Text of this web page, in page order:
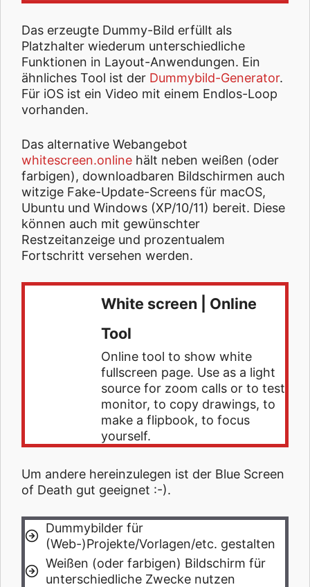
Das erzeugte Dummy-Bild erfüllt als
Platzhalter wiederum unterschiedliche
Funktionen in Layout-Anwendungen. Ein
ähnliches Tool ist der Dummybild-Generator.
Für iOS ist ein Video mit einem Endlos-Loop
vorhanden.
Das alternative Webangebot
whitescreen.online hält neben weißen (oder
farbigen), downloadbaren Bildschirmen auch
witzige Fake-Update-Screens für macOS,
Ubuntu und Windows (XP/10/11) bereit. Diese
können auch mit gewünschter
Restzeitanzeige und prozentualem
Fortschritt versehen werden.
White screen | Online
Tool
Online tool to show white
fullscreen page. Use as a light
source for zoom calls or to test
monitor, to copy drawings, to
make a flipbook, to focus
yourself.
Um andere hereinzulegen ist der Blue Screen
of Death gut geeignet :-).
Dummybilder für
(Web-)Projekte/Vorlagen/etc. gestalten
Weißen (oder farbigen) Bildschirm für
unterschiedliche Zwecke nutzen